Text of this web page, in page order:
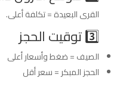
القرى البعيدة = تكلفة أعلى.
3️⃣ توقيت الحجز
الصيف = ضغط وأسعار أعلى
الحجز المبكر = سعر أقل